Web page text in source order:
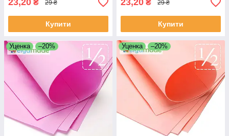
23,20 ₴ 29 ₴
Купити
23,20 ₴ 29 ₴
Купити
Уценка –20% Уценка –20%